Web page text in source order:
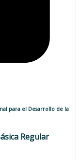
para el Desarrollo de la
Regular